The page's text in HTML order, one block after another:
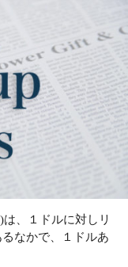
、１ドルに対しリ
なかで、１ドルあ